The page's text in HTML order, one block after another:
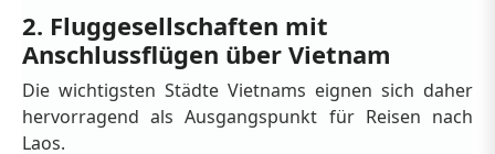
2. Fluggesellschaften mit
Anschlussflügen über Vietnam
Die wichtigsten Städte Vietnams eignen sich daher
hervorragend als Ausgangspunkt für Reisen nach
Laos.